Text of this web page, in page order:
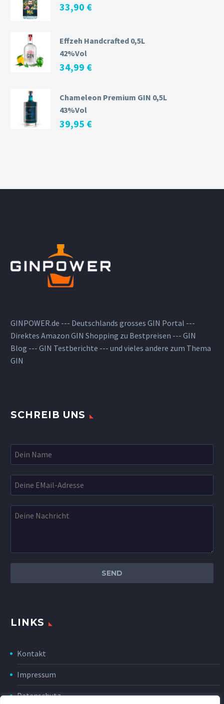
33,90 €
Effzeh Handcrafted 0,5L
42%Vol
34,99 €
Chameleon Premium GIN 0,5L
43%Vol
39,95 €
GINPOWER.de --- Deutschlands grosses GIN Portal ---
Direktes Amazon GIN Shopping zu Bestpreisen --- GIN
Blog --- GIN Testberichte --- und vieles andere zum Thema
GIN
SCHREIB UNS
LINKS
Kontakt
Impressum
Datenschutz